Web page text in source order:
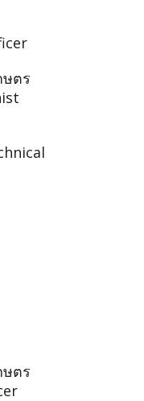
ษตร
ษตร